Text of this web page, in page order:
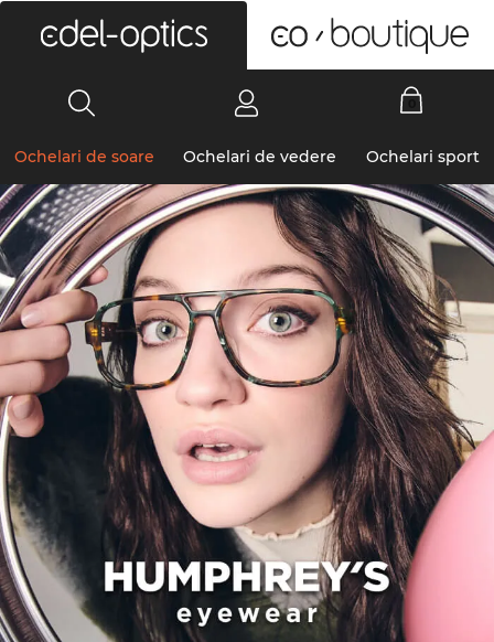
Ochelari de soare Ochelari de vedere Ochelari sport